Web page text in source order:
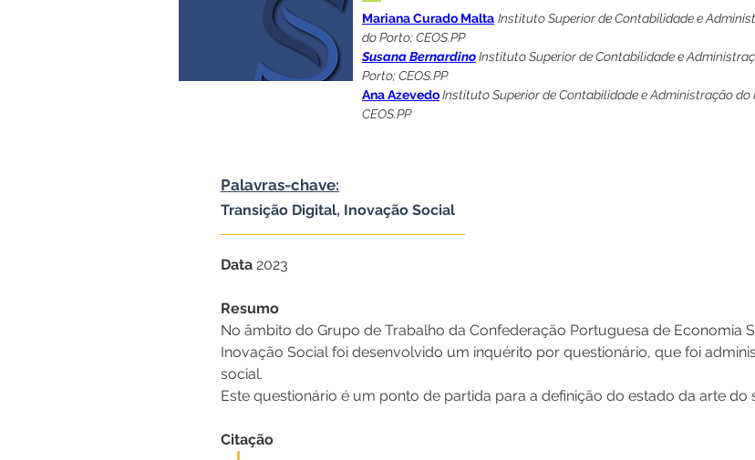
Mariana Curado Malta Instituto Superior de Contabilidade e
do Porto; CEOS.PP
Susana Bernardino Instituto Superior de Contabilidade e
Porto; CEOS.PP
Ana AzevedoInstituto Superior de Contabilidade e Administração
CEOS.PP
Palavras-chave:
Transição Digital, Inovação Social
Data 2023
Resumo
No âmbito do Grupo de Trabalho da Confederação Portuguesa de Economia
Inovação Social foi desenvolvido um inquérito por questionário, que foi
social.
Este questionário é um ponto de partida para a definição do estado da arte
Citação